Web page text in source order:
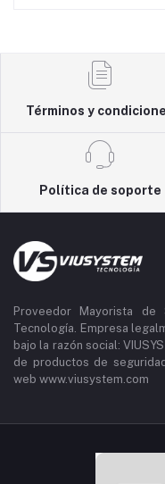
Términos y
Política de soporte
Proveedor Mayorista
Tecnología. Empresa
bajo la razón social:
de productos de
web www.viusystem.com